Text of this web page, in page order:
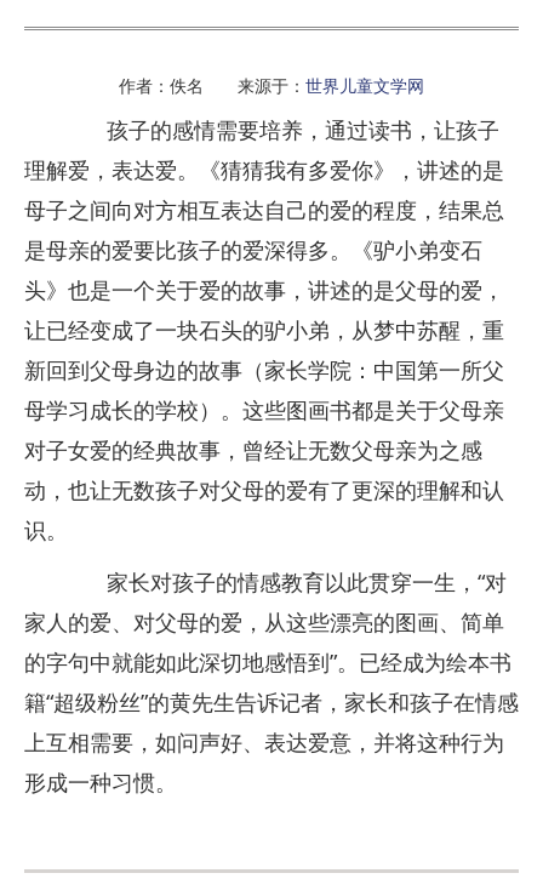
作者：佚名 来源于： 世界儿童文学网
孩子的感情需要培养，通过读书，让孩子
理解爱，表达爱。《猜猜我有多爱你》，讲述的是
母子之间向对方相互表达自己的爱的程度，结果总
是母亲的爱要比孩子的爱深得多。《驴小弟变石
头》也是一个关于爱的故事，讲述的是父母的爱，
让已经变成了一块石头的驴小弟，从梦中苏醒，重
新回到父母身边的故事（家长学院：中国第一所父
母学习成长的学校）。这些图画书都是关于父母亲
对子女爱的经典故事，曾经让无数父母亲为之感
动，也让无数孩子对父母的爱有了更深的理解和认
识。
家长对孩子的情感教育以此贯穿一生，“对
家人的爱、对父母的爱，从这些漂亮的图画、简单
的字句中就能如此深切地感悟到”。已经成为绘本书
籍“超级粉丝”的黄先生告诉记者，家长和孩子在情感
上互相需要，如问声好、表达爱意，并将这种行为
形成一种习惯。